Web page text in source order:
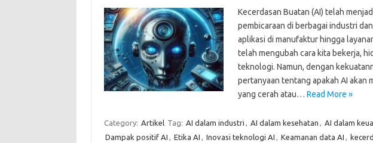
Kecerdasan Buatan (AI) telah
pembicaraan di berbagai industri
aplikasi di manufaktur hingga
telah mengubah cara kita bekerja,
teknologi. Namun, dengan
pertanyaan tentang apakah AI akan
yang cerah atau… Read More »
Category: Artikel Tag: AI dalam industri , AI dalam kesehatan , AI dalam
Dampak positif AI , Etika AI , Inovasi teknologi AI , Keamanan data AI ,